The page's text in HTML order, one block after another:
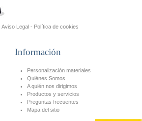
Aviso Legal - Política de cookies
Información
Personalización materiales
Quiénes Somos
A quién nos dirigimos
Productos y servicios
Preguntas frecuentes
Mapa del sitio